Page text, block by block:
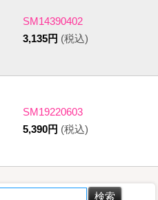
SM14390402
3,135円 (税込)
SM19220603
5,390円 (税込)